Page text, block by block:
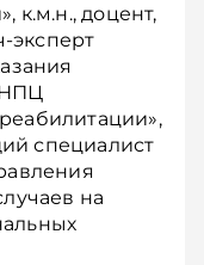
к.м.н., доцент,
специалист
на